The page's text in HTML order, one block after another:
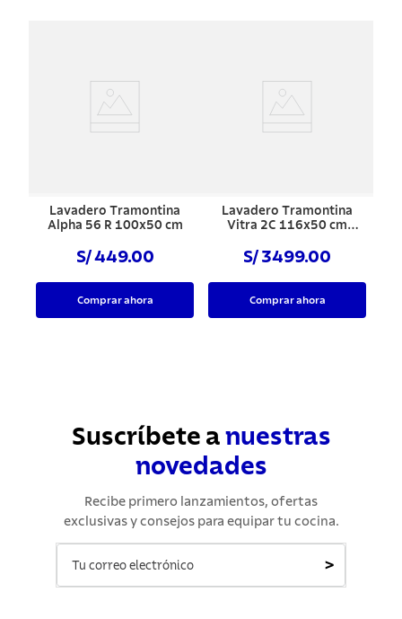
Lavadero Tramontina
Alpha 56 R 100x50 cm
S/ 449.00
Comprar ahora
Lavadero Tramontina
Vitra 2C 116x50 cm
S/ 3499.00
Comprar ahora
Suscríbete a nuestras
novedades
Recibe primero lanzamientos, ofertas
exclusivas y consejos para equipar tu cocina.
>